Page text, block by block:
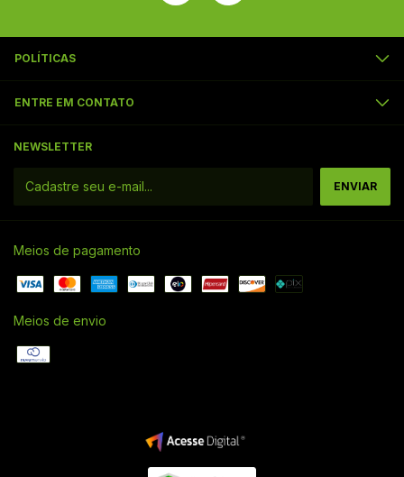
POLÍTICAS
ENTRE EM CONTATO
NEWSLETTER
Meios de pagamento
Meios de envio